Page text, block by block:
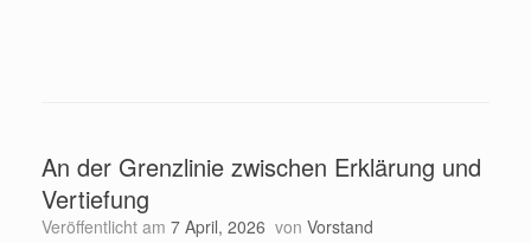
An der Grenzlinie zwischen Erklärung und
Vertiefung
Veröffentlicht am 7 April, 2026 von Vorstand